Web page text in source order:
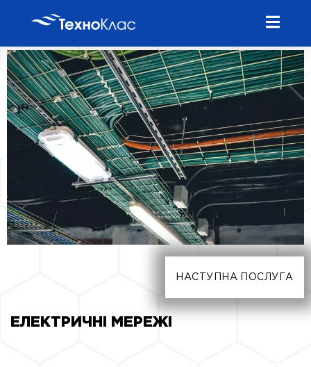
ЕЛЕКТРИЧНІ МЕРЕЖІ
НАСТУПНА ПОСЛУГА